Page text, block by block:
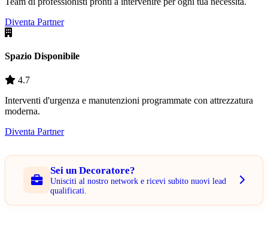
Diventa Partner
Spazio Disponibile
4.7
Interventi d'urgenza e manutenzioni programmate con attrezzatura
moderna.
Diventa Partner
Sei un Decoratore?
Unisciti al nostro network e ricevi subito nuovi lead
qualificati.